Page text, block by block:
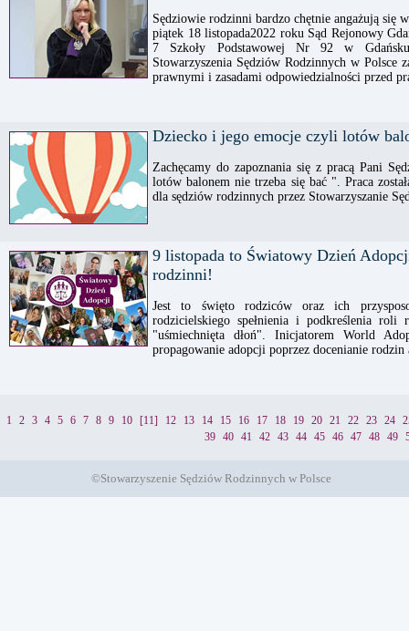
Sędziowie rodzinni bardzo chętnie angażują się
piątek 18 listopada2022 roku Sąd Rejonowy
7 Szkoły Podstawowej Nr 92 w
Stowarzyszenia Sędziów Rodzinnych w Polsce
prawnymi i zasadami odpowiedzialności przed
Dziecko i jego emocje czyli lotów
Zachęcamy do zapoznania się z pracą Pani
lotów balonem nie trzeba się bać ". Praca
dla sędziów rodzinnych przez Stowarzyszanie
9 listopada to Światowy Dzień
rodzinni!
Jest to święto rodziców oraz ich
rodzicielskiego spełnienia i podkreślenia
"uśmiechnięta dłoń". Inicjatorem World
propagowanie adopcji poprzez docenianie rodzin
1 2 3 4 5 6 7 8 9 10 [11] 12 13 14 15 16 17 18 19 20 21 22 23 24
39
40 41 42 43 44 45 46 47 48 49
©Stowarzyszenie Sędziów Rodzinnych w Polsce